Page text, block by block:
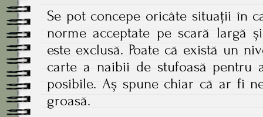
Se pot concepe oricâte situații în
norme acceptate pe scară largă
este exclusă. Poate că există un
carte a naibii de stufoasă pentru
posibile. Aș spune chiar că ar fi
groasă.